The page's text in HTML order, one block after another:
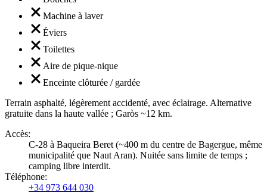
Machine à laver
Éviers
Toilettes
Aire de pique-nique
Enceinte clôturée / gardée
Terrain asphalté, légèrement accidenté, avec éclairage. Alternative
gratuite dans la haute vallée ; Garòs ~12 km.
Accès:
C-28 à Baqueira Beret (~400 m du centre de Bagergue, même
municipalité que Naut Aran). Nuitée sans limite de temps ;
camping libre interdit.
Téléphone:
+34 973 644 030